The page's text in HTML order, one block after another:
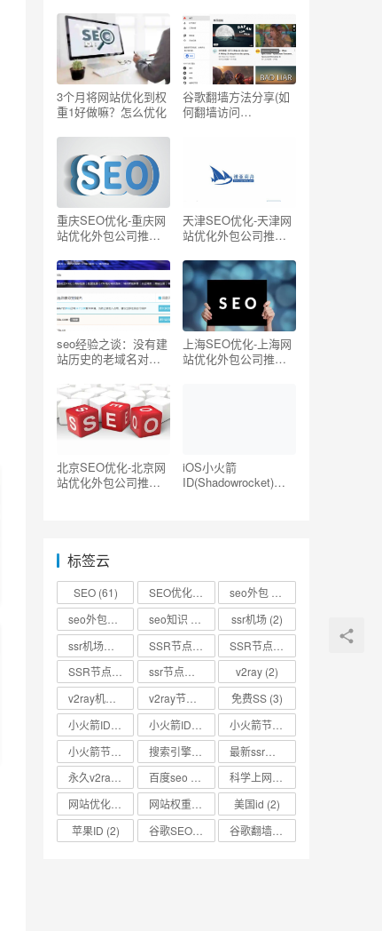
3个月将网站优化到权
重1好做嘛？怎么优化
谷歌翻墙方法分享(如
何翻墙访问
重庆SEO优化-重庆网
站优化外包公司推荐
天津SEO优化-天津网
站优化外包公司推荐
seo经验之谈：没有建
站历史的老域名对
上海SEO优化-上海网
站优化外包公司推荐
北京SEO优化-北京网
站优化外包公司推荐
iOS小火箭
ID(Shadowrocket)账
标签云
SEO(61) seo外包
seo知识 ssr机场 (2)
v2ray (2)
免费SS (3)
(2)
(2)百度seo
美国id (2)
苹果ID (2)